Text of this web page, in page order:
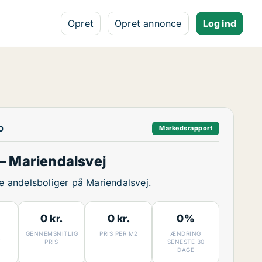
Opret Opret annonce Log ind
Markedsrapport
Mariendalsvej
andelsboliger på Mariendalsvej.
0 kr.
GENNEMSNITLIG
PRIS
0 kr.
PRIS PER M2
0%
ÆNDRING
SENESTE 30
DAGE